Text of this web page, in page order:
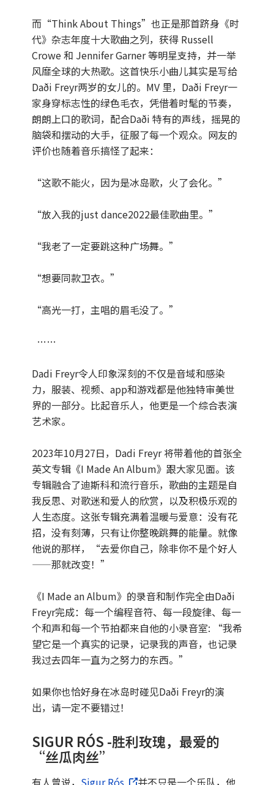
而“Think About Things”也正是那首跻身《时
代》杂志年度十大歌曲之列，获得 Russell
Crowe 和 Jennifer Garner 等明星支持，并一举
风靡全球的大热歌。这首快乐小曲儿其实是写给
Daði Freyr两岁的女儿的。MV 里，Daði Freyr一
家身穿标志性的绿色毛衣，凭借着时髦的节奏，
朗朗上口的歌词，配合Daði 特有的声线，摇晃的
脑袋和摆动的大手，征服了每一个观众。网友的
评价也随着音乐搞怪了起来：
“这歌不能火，因为是冰岛歌，火了会化。”
“放入我的just dance2022最佳歌曲里。”
“我老了一定要跳这种广场舞。”
“想要同款卫衣。”
“高光一打，主唱的眉毛没了。”
……
Dadi Freyr令人印象深刻的不仅是音域和感染
力，服装、视频、app和游戏都是他独特审美世
界的一部分。比起音乐人，他更是一个综合表演
艺术家。
2023年10月27日，Dadi Freyr 将带着他的首张全
英文专辑《I Made An Album》跟大家见面。该
专辑融合了迪斯科和流行音乐，歌曲的主题是自
我反思、对歌迷和爱人的欣赏，以及积极乐观的
人生态度。这张专辑充满着温暖与爱意：没有花
招，没有刻薄，只有让你整晚跳舞的能量。就像
他说的那样，“去爱你自己，除非你不是个好人
——那就改变！”
《I Made an Album》的录音和制作完全由Daði
Freyr完成：每一个编程音符、每一段旋律、每一
个和声和每一个节拍都来自他的小录音室: “我希
望它是一个真实的记录，记录我的声音，也记录
我过去四年一直为之努力的东西。”
如果你也恰好身在冰岛时碰见Daði Freyr的演
出，请一定不要错过！
SIGUR RÓS -胜利玫瑰，最爱的
“丝瓜肉丝”